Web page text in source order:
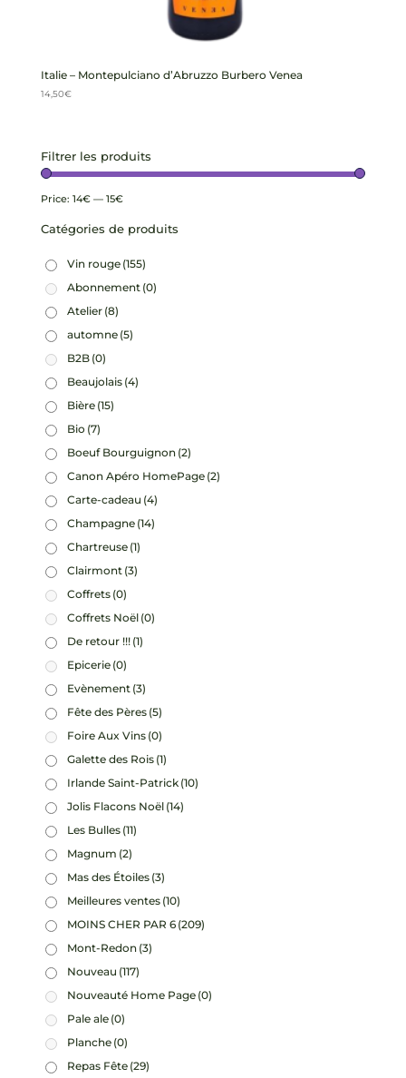
Italie – Montepulciano d’Abruzzo Burbero Venea
14,50€
Filtrer les produits
Price: 14€— 15€
Catégories de produits
Vin rouge (155)
Abonnement (0)
Atelier (8)
automne (5)
B2B (0)
Beaujolais (4)
Bière (15)
Bio (7)
Boeuf Bourguignon (2)
Canon Apéro HomePage (2)
Carte-cadeau (4)
Champagne (14)
Chartreuse (1)
Clairmont (3)
Coffrets (0)
Coffrets Noël (0)
De retour !!! (1)
Epicerie (0)
Evènement (3)
Fête des Pères (5)
Foire Aux Vins (0)
Galette des Rois (1)
Irlande Saint-Patrick (10)
Jolis Flacons Noël (14)
Les Bulles (11)
Magnum (2)
Mas des Étoiles (3)
Meilleures ventes (10)
MOINS CHER PAR 6 (209)
Mont-Redon (3)
Nouveau (117)
Nouveauté Home Page (0)
Pale ale (0)
Planche (0)
Repas Fête (29)